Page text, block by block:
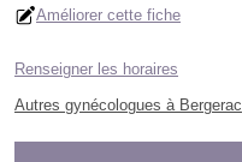
Améliorer cette fiche
Renseigner les horaires
Autres gynécologues à Bergerac